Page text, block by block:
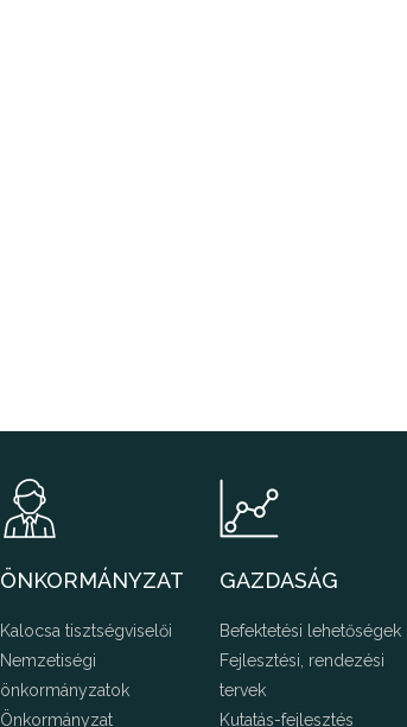
ÖNKORMÁNYZAT
Kalocsa tisztségviselői
Nemzetiségi
önkormányzatok
Önkormányzat
GAZDASÁG
Befektetési lehetőségek
Fejlesztési, rendezési
tervek
Kutatás-fejlesztés